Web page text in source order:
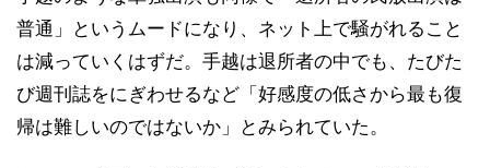
普通」というムードになり、ネット上で騒がれること
は減っていくはずだ。手越は退所者の中でも、たびた
び週刊誌をにぎわせるなど「好感度の低さから最も復
帰は難しいのではないか」とみられていた。